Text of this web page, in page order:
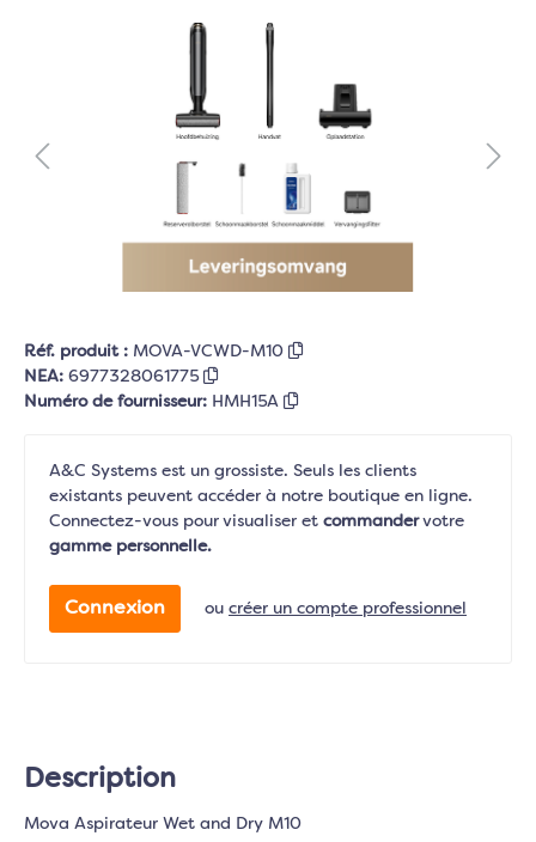
Réf. produit : MOVA-VCWD-M10
NEA: 6977328061775
Numéro de fournisseur: HMH15A
A&C Systems est un grossiste. Seuls les clients
existants peuvent accéder à notre boutique en ligne.
Connectez-vous pour visualiser et commandervotre
gamme personnelle.
Connexion ou créer un compte professionnel
Description
Mova Aspirateur Wet and Dry M10